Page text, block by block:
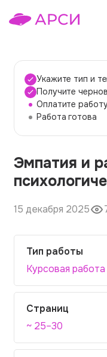
Темы работ
О сервисе
О компании
Наши гарантии
Порядок оплаты
Вопросы и ответы
Отзывы
Контакты
Укажите тип и
Получите
Оплатите
Работа готова
Эмпатия и
15 декабря 2025
Тип работы
Курсовая работа
Страниц
~ 25–30